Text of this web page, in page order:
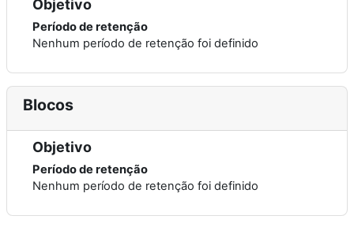
Objetivo
Período de retenção
Nenhum período de retenção foi definido
Blocos
Objetivo
Período de retenção
Nenhum período de retenção foi definido